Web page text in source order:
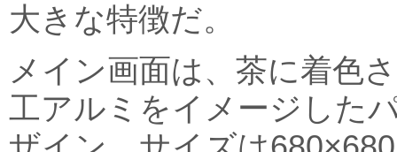
大きな特徴だ。
メイン画面は、茶に着色
工アルミをイメージした